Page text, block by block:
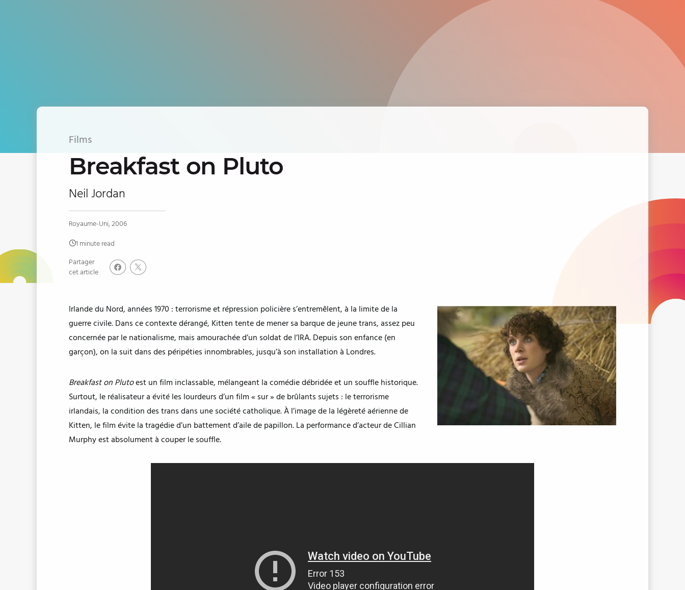
Films
Breakfast on Pluto
Neil Jordan
Royaume-Uni, 2006
1 minute read
Partager
cet article
Irlande du Nord, années 1970 : terrorisme et répression policière s’entremêlent, à la limite de la
guerre civile. Dans ce contexte dérangé, Kitten tente de mener sa barque de jeune trans, assez peu
concernée par le nationalisme, mais amourachée d’un soldat de l’IRA. Depuis son enfance (en
garçon), on la suit dans des péripéties innombrables, jusqu’à son installation à Londres.
Breakfast on Plutoest un film inclassable, mélangeant la comédie débridée et un souffle historique.
Surtout, le réalisateur a évité les lourdeurs d’un film « sur » de brûlants sujets : le terrorisme
irlandais, la condition des trans dans une société catholique. À l’image de la légèreté aérienne de
Kitten, le film évite la tragédie d’un battement d’aile de papillon. La performance d’acteur de Cillian
Murphy est absolument à couper le souffle.